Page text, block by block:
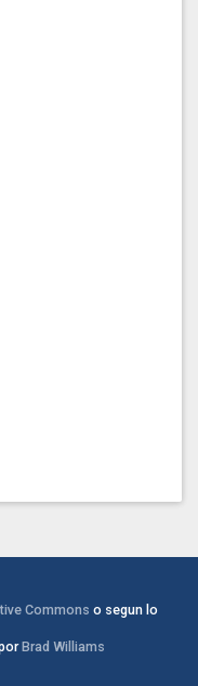
Commons o segun lo
Brad Williams